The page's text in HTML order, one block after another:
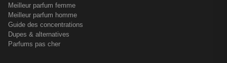
Meilleur parfum femme
Meilleur parfum homme
Guide des concentrations
Dupes & alternatives
Parfums pas cher